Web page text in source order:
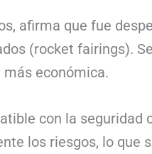
afirma que fue
(rocket fairings).
económica.
con la seguridad
los riesgos, lo que